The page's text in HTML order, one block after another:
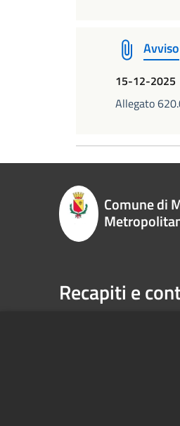
Avviso
15-12-2025
Allegato
Comune di
Recapiti e